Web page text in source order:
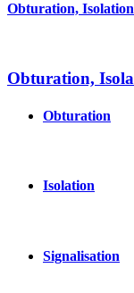
Obturation,
Obturation,
Obturation
Isolation
Signalisation